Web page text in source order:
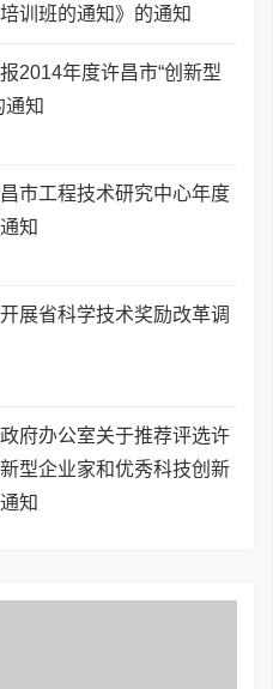
训班的通知》的通知
2014年度许昌市“创新型
通知
市工程技术研究中心年度
知
展省科学技术奖励改革调
府办公室关于推荐评选许
型企业家和优秀科技创新
知